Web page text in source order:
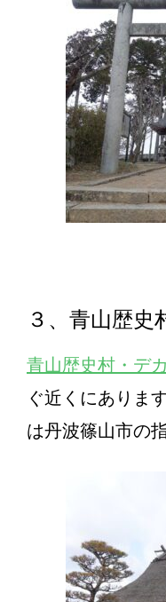
３、青山歴
青山歴史村・デ
ぐ近くにありま
は丹波篠山市の